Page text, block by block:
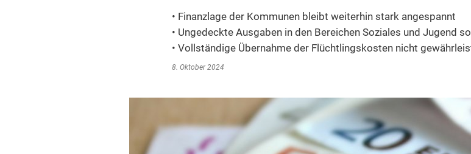
• Finanzlage der Kommunen bleibt weiterhin stark angespannt
• Ungedeckte Ausgaben in den Bereichen Soziales und Jugend
• Vollständige Übernahme der Flüchtlingskosten nicht
8. Oktober 2024